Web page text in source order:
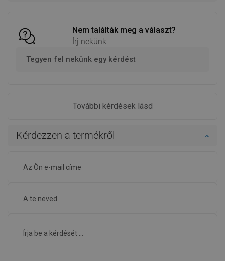
Nem találták meg a választ?
Írj nekünk
Tegyen fel nekünk egy kérdést
További kérdések lásd
Kérdezzen a termékről